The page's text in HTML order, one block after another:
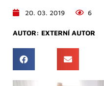
20. 03. 2019 6
AUTOR: EXTERNÍ AUTOR